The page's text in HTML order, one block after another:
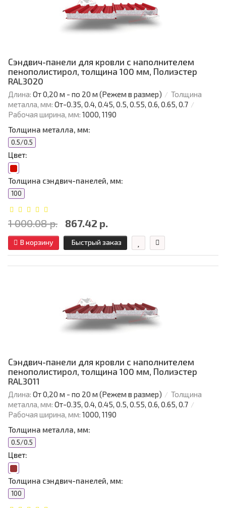
Сэндвич-панели для кровли с наполнителем
пенополистирол, толщина 100 мм, Полиэстер
RAL3020
Длина: От 0,20 м - по 20 м (Режем в размер)
Толщина
металла, мм: От-0.35, 0.4, 0.45, 0.5, 0.55, 0.6, 0.65, 0.7
Рабочая ширина, мм: 1000, 1190
Толщина металла, мм:
0.5/0.5
Цвет:
Толщина сэндвич-панелей, мм:
100
1 000.08 р. 867.42 р.
В корзину Быстрый заказ
Сэндвич-панели для кровли с наполнителем
пенополистирол, толщина 100 мм, Полиэстер
RAL3011
Длина: От 0,20 м - по 20 м (Режем в размер)
Толщина
металла, мм: От-0.35, 0.4, 0.45, 0.5, 0.55, 0.6, 0.65, 0.7
Рабочая ширина, мм: 1000, 1190
Толщина металла, мм:
0.5/0.5
Цвет:
Толщина сэндвич-панелей, мм:
100